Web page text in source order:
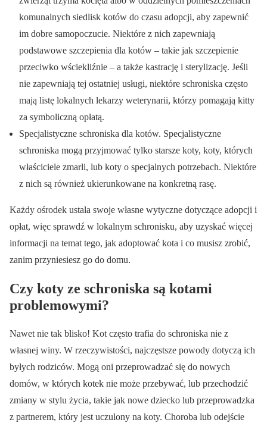
komunalnych siedlisk kotów do czasu adopcji, aby zapewnić
im dobre samopoczucie. Niektóre z nich zapewniają
podstawowe szczepienia dla kotów – takie jak szczepienie
przeciwko wściekliźnie – a także kastrację i sterylizację. Jeśli
nie zapewniają tej ostatniej usługi, niektóre schroniska często
mają listę lokalnych lekarzy weterynarii, którzy pomagają kitty
za symboliczną opłatą.
Specjalistyczne schroniska dla kotów. Specjalistyczne
schroniska mogą przyjmować tylko starsze koty, koty, których
właściciele zmarli, lub koty o specjalnych potrzebach. Niektóre
z nich są również ukierunkowane na konkretną rasę.
Każdy ośrodek ustala swoje własne wytyczne dotyczące adopcji i
opłat, więc sprawdź w lokalnym schronisku, aby uzyskać więcej
informacji na temat tego, jak adoptować kota i co musisz zrobić,
zanim przyniesiesz go do domu.
Czy koty ze schroniska są kotami
problemowymi?
Nawet nie tak blisko! Kot często trafia do schroniska nie z
własnej winy. W rzeczywistości, najczęstsze powody dotyczą ich
byłych rodziców. Mogą oni przeprowadzać się do nowych
domów, w których kotek nie może przebywać, lub przechodzić
zmiany w stylu życia, takie jak nowe dziecko lub przeprowadzka
z partnerem, który jest uczulony na koty. Choroba lub odejście